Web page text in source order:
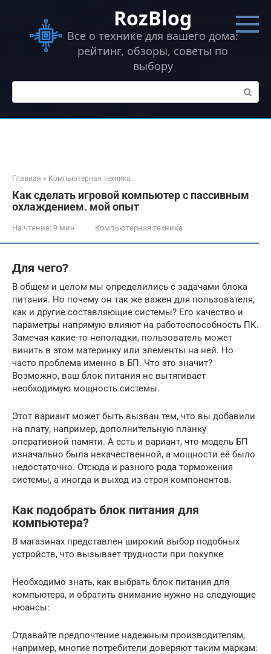
контенту
RozBlog
Все о технике для вашего дома:
рейтинг, обзоры, советы по
выбору
Поиск:
Главная » Компьютерная техника
Как сделать игровой компьютер с пассивным
охлаждением. мой опыт
На чтение: 9 мин Компьютерная техника
Для чего?
В общем и целом мы определились с задачами блока
питания. Но почему он так же важен для пользователя,
как и другие составляющие системы? Его качество и
параметры напрямую влияют на работоспособность ПК.
Замечая какие-то неполадки, пользователь может
винить в этом материнку или элементы на ней. Но
часто проблема именно в БП. Что это значит?
Возможно, ваш блок питания не вытягивает
необходимую мощность системы.
Этот вариант может быть вызван тем, что вы добавили
на плату, например, дополнительную планку
оперативной памяти. А есть и вариант, что модель БП
изначально была некачественной, а мощности её было
недостаточно. Отсюда и разного рода торможения
системы, а иногда и выход из строя компонентов.
Как подобрать блок питания для
компьютера?
В магазинах представлен широкий выбор подобных
устройств, что вызывает трудности при покупке
Необходимо знать, как выбрать блок питания для
компьютера, и обратить внимание нужно на следующие
нюансы:
Отдавайте предпочтение надежным производителям,
например, многие потребители доверяют таким маркам: